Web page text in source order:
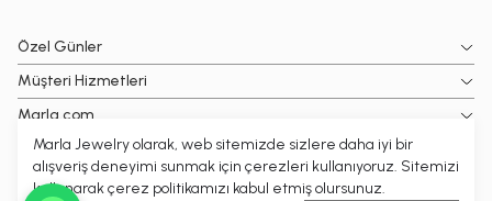
Marla Jewelry olarak, web sitemizde sizlere daha iyi bir
alışveriş deneyimi sunmak için çerezleri kullanıyoruz. Sitemizi
kullanarak çerez politikamızı kabul etmiş olursunuz.
Özel Günler
Müşteri Hizmetleri
Marla.com
Popüler Kategoriler